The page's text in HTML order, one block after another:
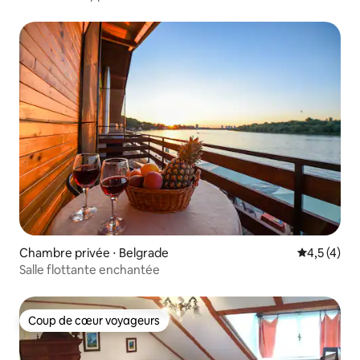
Chambre privée ⋅ Belgrade Évaluation
4,5 (4)
Salle flottante enchantée
Coup de cœur voyageurs
Coup de cœur voyageurs